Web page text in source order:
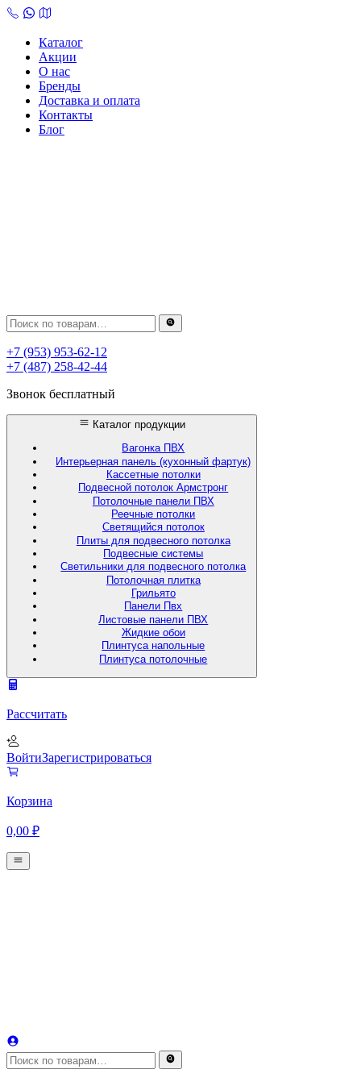
Skip
contentКаталог
Акции
О нас
Бренды
Доставка и оплата
Контакты
Блог
+7 (953) 953-62-12
+7 (487) 258-42-44
Звонок бесплатный
Каталог продукции
Вагонка ПВХ
Интерьерная панель (кухонный фартук)
Кассетные потолки
Подвесной потолок Армстронг
Потолочные панели ПВХ
Реечные потолки
Светящийся потолок
Плиты для подвесного потолка
Подвесные системы
Светильники для подвесного потолка
Потолочная плитка
Грильято
Панели Пвх
Листовые панели ПВХ
Жидкие обои
Плинтуса напольные
Плинтуса потолочные
Рассчитать
ВойтиЗарегистрироваться
Корзина
0,00 ₽